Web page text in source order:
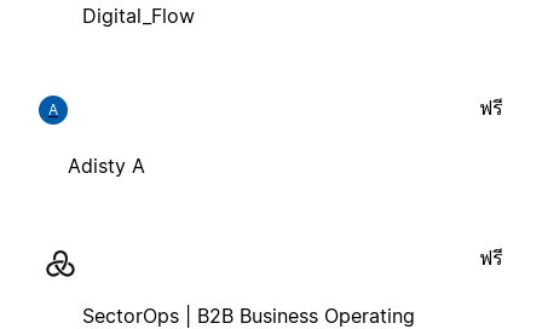
Digital_Flow
A
Adisty A
ฟรี
SectorOps | B2B Business Operating
ฟรี